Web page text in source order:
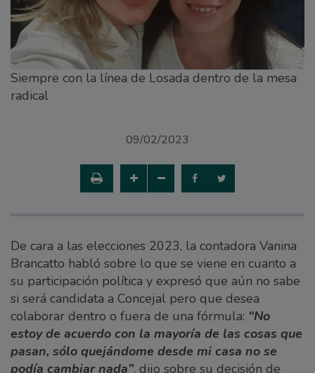
Siempre con la línea de Losada dentro de la mesa
radical
09/02/2023
De cara a las elecciones 2023, la contadora Vanina
Brancatto habló sobre lo que se viene en cuanto a
su participación política y expresó que aún no sabe
si será candidata a Concejal pero que desea
colaborar dentro o fuera de una fórmula: “No
estoy de acuerdo con la mayoría de las cosas que
pasan, sólo quejándome desde mi casa no se
podía cambiar nada”, dijo sobre su decisión de